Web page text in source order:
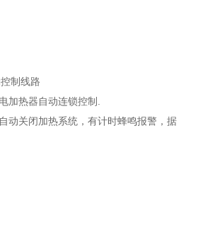
制线路
加热器自动连锁控制.
动关闭加热系统，有计时蜂鸣报警，据